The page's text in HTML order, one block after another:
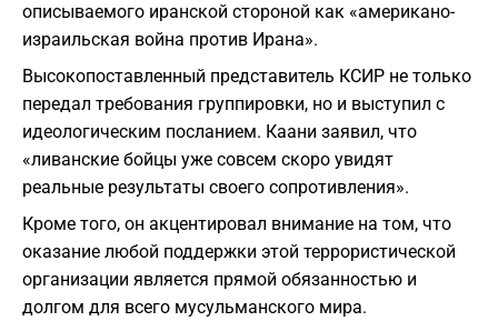
описываемого иранской стороной как «американо-
израильская война против Ирана».
​Высокопоставленный представитель КСИР не только
передал требования группировки, но и выступил с
идеологическим посланием. Каани заявил, что
«ливанские бойцы уже совсем скоро увидят
реальные результаты своего сопротивления».
Кроме того, он акцентировал внимание на том, что
оказание любой поддержки этой террористической
организации является прямой обязанностью и
долгом для всего мусульманского мира.